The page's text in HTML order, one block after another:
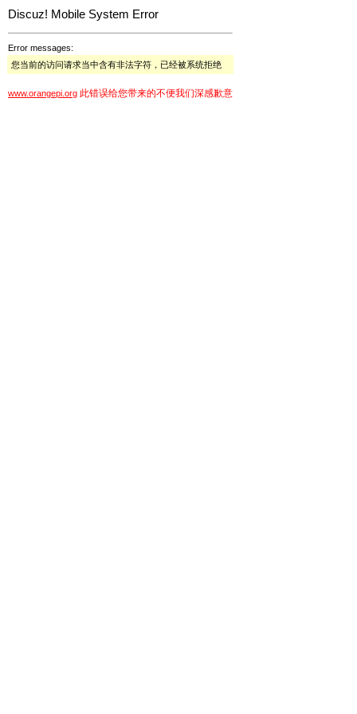
Discuz! Mobile System Error
Error messages:
您当前的访问请求当中含有非法字符，已经被系统拒绝
www.orangepi.org 此错误给您带来的不便我们深感歉意